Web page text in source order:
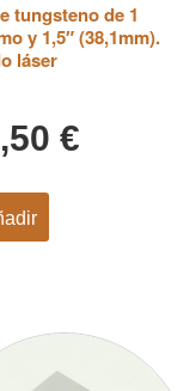
tungsteno de 1
y 1,5″ (38,1mm).
láser
€